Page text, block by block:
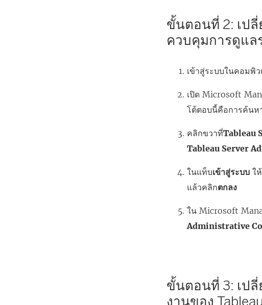
ขั้นตอนที่ 2: เป
ควบคุมการดูแล
เข้าสู่ระบบในคอมพิ
เปิด Microsoft
โต้ตอบนี้คือการค้น
คลิกขวาที่Tableau
Tableau Server
ในแท็บเข้าสู่ระบบ ใ
แล้วคลิกตกลง
ใน Microsoft
Administrative
ขั้นตอนที่ 3: เป
งานของ